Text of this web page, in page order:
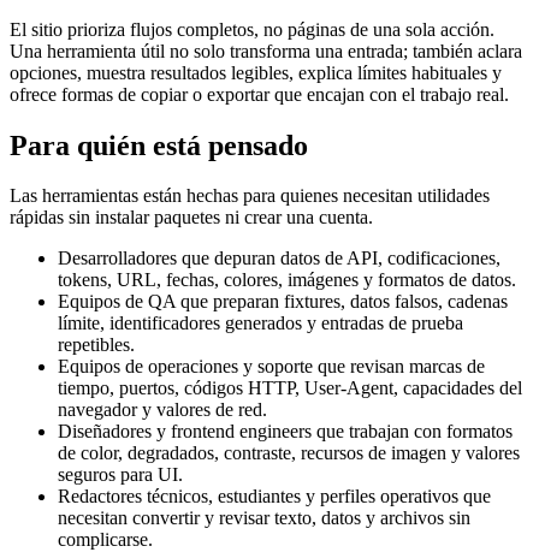
El sitio prioriza flujos completos, no páginas de una sola acción.
Una herramienta útil no solo transforma una entrada; también aclara
opciones, muestra resultados legibles, explica límites habituales y
ofrece formas de copiar o exportar que encajan con el trabajo real.
Para quién está pensado
Las herramientas están hechas para quienes necesitan utilidades
rápidas sin instalar paquetes ni crear una cuenta.
Desarrolladores que depuran datos de API, codificaciones,
tokens, URL, fechas, colores, imágenes y formatos de datos.
Equipos de QA que preparan fixtures, datos falsos, cadenas
límite, identificadores generados y entradas de prueba
repetibles.
Equipos de operaciones y soporte que revisan marcas de
tiempo, puertos, códigos HTTP, User-Agent, capacidades del
navegador y valores de red.
Diseñadores y frontend engineers que trabajan con formatos
de color, degradados, contraste, recursos de imagen y valores
seguros para UI.
Redactores técnicos, estudiantes y perfiles operativos que
necesitan convertir y revisar texto, datos y archivos sin
complicarse.